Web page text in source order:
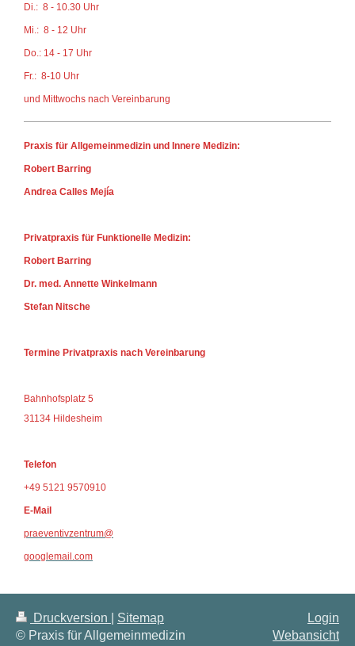
Di.: 8 - 10.30 Uhr
Mi.: 8 - 12 Uhr
Do.: 14 - 17 Uhr
Fr.: 8-10 Uhr
und Mittwochs nach Vereinbarung
Praxis für Allgemeinmedizin und Innere Medizin:
Robert Barring
Andrea Calles Mejía
Privatpraxis für Funktionelle Medizin:
Robert Barring
Dr. med. Annette Winkelmann
Stefan Nitsche
Termine Privatpraxis nach Vereinbarung
Bahnhofsplatz 5
31134 Hildesheim
Telefon
+49 5121 9570910
E-Mail
praeventivzentrum@
googlemail.com
Druckversion
Sitemap
© Praxis für Allgemeinmedizin
Login
Webansicht